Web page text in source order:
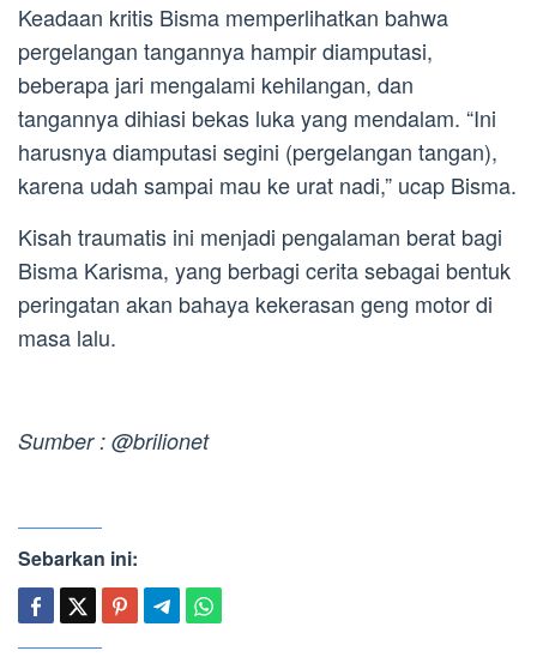
Keadaan kritis Bisma memperlihatkan bahwa
pergelangan tangannya hampir diamputasi,
beberapa jari mengalami kehilangan, dan
tangannya dihiasi bekas luka yang mendalam. “Ini
harusnya diamputasi segini (pergelangan tangan),
karena udah sampai mau ke urat nadi,” ucap Bisma.
Kisah traumatis ini menjadi pengalaman berat bagi
Bisma Karisma, yang berbagi cerita sebagai bentuk
peringatan akan bahaya kekerasan geng motor di
masa lalu.
Sumber : @brilionet
Sebarkan ini: